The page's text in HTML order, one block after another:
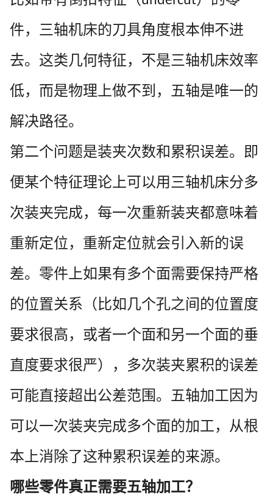
件，三轴机床的刀具角度根本伸不进
去。这类几何特征，不是三轴机床效率
低，而是物理上做不到，五轴是唯一的
解决路径。
第二个问题是装夹次数和累积误差。即
便某个特征理论上可以用三轴机床分多
次装夹完成，每一次重新装夹都意味着
重新定位，重新定位就会引入新的误
差。零件上如果有多个面需要保持严格
的位置关系（比如几个孔之间的位置度
要求很高，或者一个面和另一个面的垂
直度要求很严），多次装夹累积的误差
可能直接超出公差范围。五轴加工因为
可以一次装夹完成多个面的加工，从根
本上消除了这种累积误差的来源。
哪些零件真正需要五轴加工？